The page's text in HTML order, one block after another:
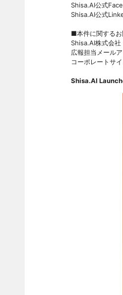
Shisa.AI公式
Shisa.AI公式
■本件に関する
Shisa.AI株式会社
広報担当メール
コーポレートサイ
Shisa.AI